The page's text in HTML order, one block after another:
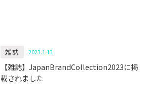
雑誌 2023.1.13
【雑誌】JapanBrandCollection2023に掲
載されました